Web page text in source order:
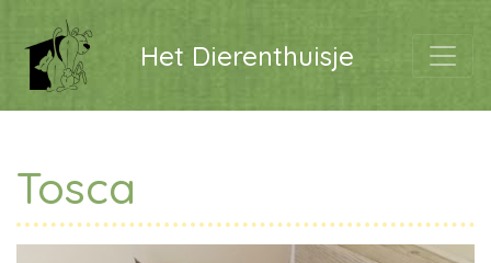
Het Dierenthuisje
Tosca